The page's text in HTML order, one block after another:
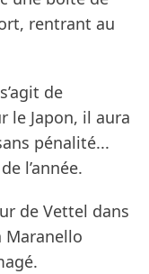
rentrant au
de
le Japon, il aura
pénalité...
l’année.
de Vettel dans
Maranello